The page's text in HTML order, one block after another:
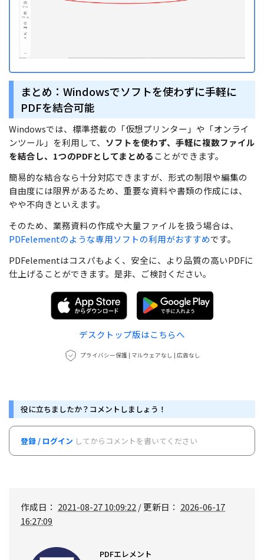
まとめ：Windowsでソフトを使わずに手軽に
PDFを結合可能
Windowsでは、標準搭載の「仮想プリンター」や「オンライ
ンツール」を利用して、 ソフトを使わず、手軽に複数ファイル
を結合し、1つのPDFとしてまとめることができます。
簡易的な結合なら十分対応できますが、形式の制限や編集の
自由度には限界があるため、重要な資料や書類の作成には、
やや不向きといえます。
そのため、業務資料の作成や大量ファイルを扱う場合は、
PDFelementのような専用ソフトの利用がおすすめです。
PDFelementはコスパもよく、安全に、より品質の高いPDFに
仕上げることができます。是非、ご検討ください。
デスクトップ版はこちらへ
プライバシー保護 | マルウェアなし | 広告なし
役に立ちましたか？コメントしましょう！
登録 / ログイン してからコメントを書いてください
作成日： 2021-08-27 10:09:22 / 更新日： 2026-06-17
16:27:09
PDFエレメント